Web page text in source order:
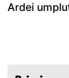
Ardei